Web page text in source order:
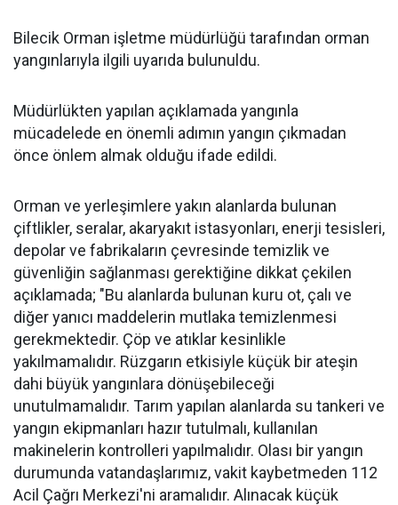
Bilecik Orman işletme müdürlüğü tarafından orman
yangınlarıyla ilgili uyarıda bulunuldu.
Müdürlükten yapılan açıklamada yangınla
mücadelede en önemli adımın yangın çıkmadan
önce önlem almak olduğu ifade edildi.
Orman ve yerleşimlere yakın alanlarda bulunan
çiftlikler, seralar, akaryakıt istasyonları, enerji tesisleri,
depolar ve fabrikaların çevresinde temizlik ve
güvenliğin sağlanması gerektiğine dikkat çekilen
açıklamada; "Bu alanlarda bulunan kuru ot, çalı ve
diğer yanıcı maddelerin mutlaka temizlenmesi
gerekmektedir. Çöp ve atıklar kesinlikle
yakılmamalıdır. Rüzgarın etkisiyle küçük bir ateşin
dahi büyük yangınlara dönüşebileceği
unutulmamalıdır. Tarım yapılan alanlarda su tankeri ve
yangın ekipmanları hazır tutulmalı, kullanılan
makinelerin kontrolleri yapılmalıdır. Olası bir yangın
durumunda vatandaşlarımız, vakit kaybetmeden 112
Acil Çağrı Merkezi'ni aramalıdır. Alınacak küçük